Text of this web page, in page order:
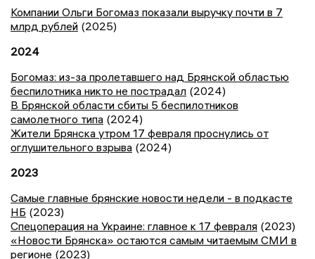
Компании Ольги Богомаз показали выручку почти в 7
млрд рублей (2025)
2024
Богомаз: из-за пролетавшего над Брянской областью
беспилотника никто не пострадал (2024)
В Брянской области сбиты 5 беспилотников
самолетного типа (2024)
Жители Брянска утром 17 февраля проснулись от
оглушительного взрыва (2024)
2023
Самые главные брянские новости недели - в подкасте
НБ (2023)
Спецоперация на Украине: главное к 17 февраля (2023)
«Новости Брянска» остаются самым читаемым СМИ в
регионе (2023)